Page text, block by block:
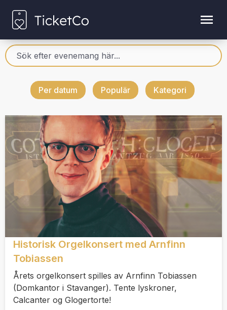
Per datum Populär Kategori
Historisk Orgelkonsert med Arnfinn
Tobiassen
Årets orgelkonsert spilles av Arnfinn Tobiassen
(Domkantor i Stavanger). Tente lyskroner,
Calcanter og Glogertorte!